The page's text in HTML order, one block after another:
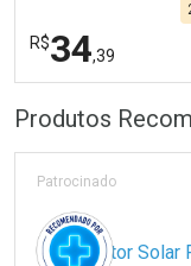
R$34,39
Laboratório
Por Menos
Produtos
Patrocinado